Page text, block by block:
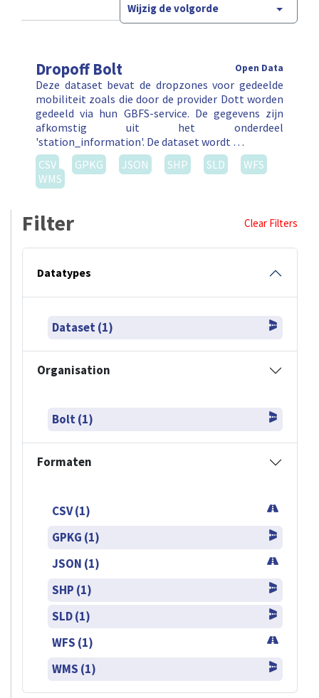
Wijzig de volgorde
Dropoff Bolt Open Data
Deze dataset bevat de dropzones voor gedeelde
mobiliteit zoals die door de provider Dott worden
gedeeld via hun GBFS-service. De gegevens zijn
afkomstig uit het onderdeel
'station_information'. De dataset wordt …
CSV
GPKG JSON SHP SLD
WFS
WMS
Filter Clear Filters
Datatypes
Dataset (1)
Organisation
Bolt (1)
Formaten
CSV (1)
GPKG (1)
JSON (1)
SHP (1)
SLD (1)
WFS (1)
WMS (1)